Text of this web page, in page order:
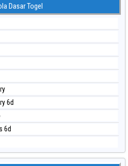
Dasar Togel
6d
6d